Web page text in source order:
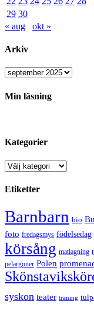
29 30
« aug
okt »
Arkiv
Arkiv
Min läsning
Kategorier
Kategorier
Etiketter
Barnbarn bio
foto fredagsmys födelsedag
körsång matlagning
pelargoner Polen
syskon teater träning